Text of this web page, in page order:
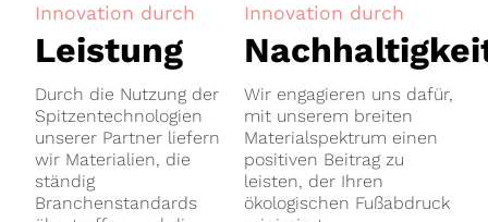
Innovation durch
Leistung
Durch die Nutzung der
Spitzentechnologien
unserer Partner liefern
wir Materialien, die
ständig
Branchenstandards
Innovation durch
Wir engagieren uns dafür,
mit unserem breiten
Materialspektrum einen
positiven Beitrag zu
leisten, der Ihren
ökologischen Fußabdruck